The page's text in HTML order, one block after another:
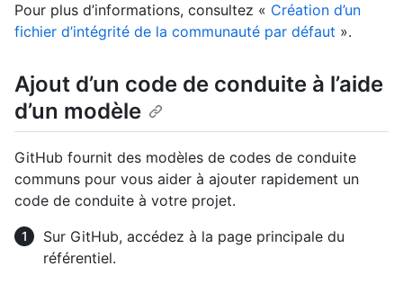
Pour plus d’informations, consultez « Création d’un
fichier d’intégrité de la communauté par défaut ».
Ajout d’un code de conduite à l’aide
d’un modèle
GitHub fournit des modèles de codes de conduite
communs pour vous aider à ajouter rapidement un
code de conduite à votre projet.
Sur GitHub, accédez à la page principale du
référentiel.